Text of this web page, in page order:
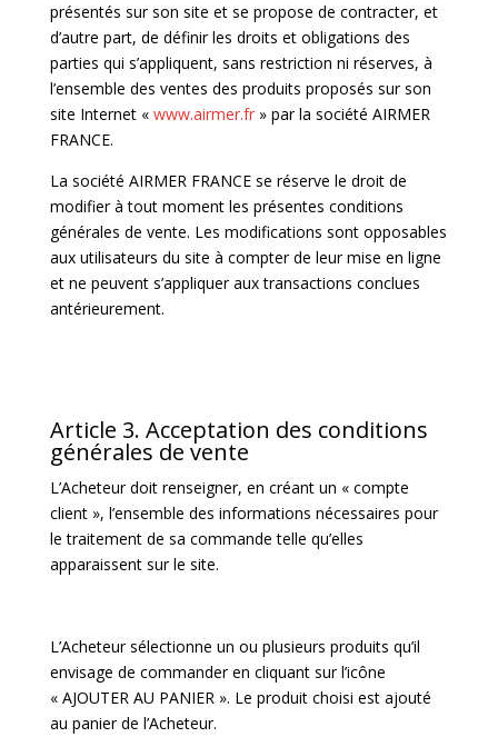
présentés sur son site et se propose de contracter, et
d’autre part, de définir les droits et obligations des
parties qui s’appliquent, sans restriction ni réserves, à
l’ensemble des ventes des produits proposés sur son
site Internet « www.airmer.fr» par la société AIRMER
FRANCE.
La société AIRMER FRANCE se réserve le droit de
modifier à tout moment les présentes conditions
générales de vente. Les modifications sont opposables
aux utilisateurs du site à compter de leur mise en ligne
et ne peuvent s’appliquer aux transactions conclues
antérieurement.
Article 3. Acceptation des conditions
générales de vente
L’Acheteur doit renseigner, en créant un « compte
client », l’ensemble des informations nécessaires pour
le traitement de sa commande telle qu’elles
apparaissent sur le site.
L’Acheteur sélectionne un ou plusieurs produits qu’il
envisage de commander en cliquant sur l’icône
« AJOUTER AU PANIER ». Le produit choisi est ajouté
au panier de l’Acheteur.